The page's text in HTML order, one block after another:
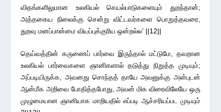
விதங்களிலுமான உலகியல் செயல்பாடுகளையும் துறந்தான்;
அத்தகைய நிலைக்கு சென்று விட்டவர்களை பொறுத்தவரை,
துறவு மனப்பான்மை வியப்புக்குரிய ஒன்றல்ல’ ||12||
தெய்வத்தின் கருணைப் பார்வை இருந்தால் மட்டுமே, தவறான
உலகியல் பார்வைகளை ஞானிகளால் தடுத்து நிறுத்த முடியும்;
அப்படியிருக்க, அவனது சொந்தத் தாயே அவனுக்கு அன்புடன்
ஆன்மீக அறிவை போதித்தபோது, அவன் மிக விரைவிலேயே ஒரு
முழுமையான ஞானியாக மாறியதில் எப்படி ஆச்சரியப்பட முடியும்